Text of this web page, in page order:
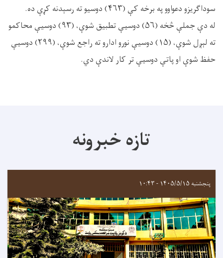
سوداګریزو دعواوو په برخه کې (۴۶۳) دوسيو ته رسېدنه کړې ده.
له دې جملې څخه (۵۶) دوسيې تطبيق شوې، (۹۳) دوسيې محاکمو
ته لېږل شوې، (۱۵) دوسيې نورو ادارو ته راجع شوې، (۲۹۹) دوسيې
حفظ شوې او پاتې دوسیې تر کار لاندې دي.
تازه خبرونه
پنجشنبه ۱۴۰۵/۵/۱۵ - ۱۰:۴۳